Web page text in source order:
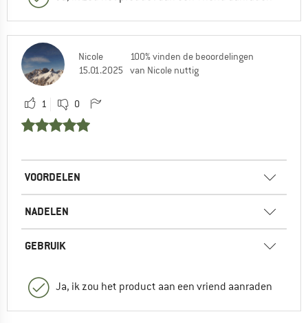
Nicole
15.01.2025
100% vinden de beoordelingen
van Nicole nuttig
1 0
VOORDELEN
NADELEN
GEBRUIK
Ja, ik zou het product aan een vriend aanraden